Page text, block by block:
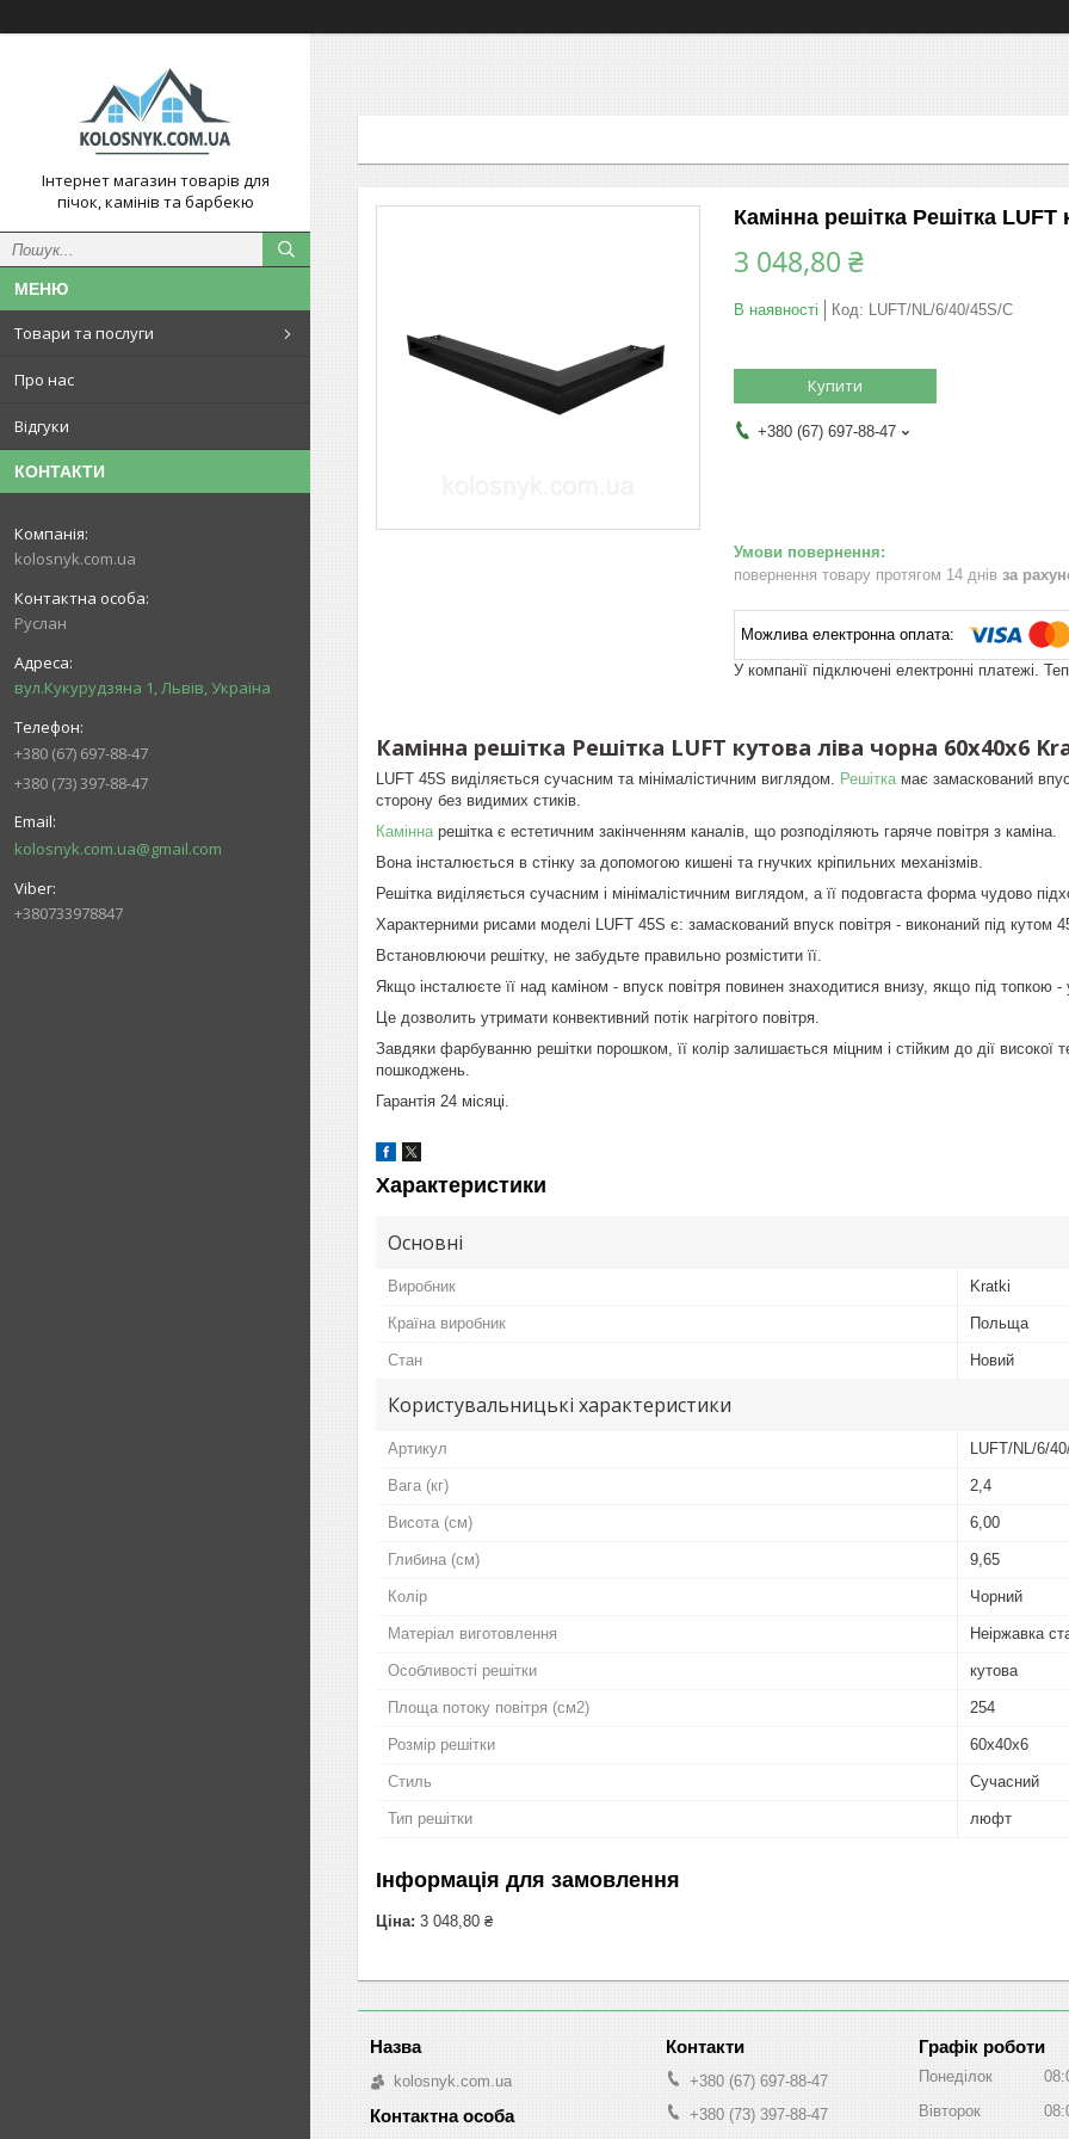
Інтернет магазин товарів для
пічок, камінів та барбекю
Товари та послуги
Про нас
Відгуки
КОНТАКТИ
kolosnyk.com.ua
Руслан
вул.Кукурудзяна 1, Львів, Україна
+380 (67) 697-88-47
+380 (73) 397-88-47
kolosnyk.com.ua@gmail.com
+380733978847
Камінна решітка Решітка
3 048,80 ₴
В наявності Код: LUFT/NL/6/40/45S/C
Купити
+380 (67) 697-88-47
повернення товару протягом 14 днів за
У компанії підключені електронні платежі.
Камінна решітка Решітка LUFT кутова ліва чорна 60x40x6
LUFT 45S виділяється сучасним та мінімалістичним виглядом. Решітка має замаскований
сторону без видимих стиків.
Камінна решітка є естетичним закінченням каналів, що розподіляють гаряче повітря з каміна.
Вона інсталюється в стінку за допомогою кишені та гнучких кріпильних механізмів.
Решітка виділяється сучасним і мінімалістичним виглядом, а її подовгаста форма чудово
Характерними рисами моделі LUFT 45S є: замаскований впуск повітря - виконаний під кутом
Встановлюючи решітку, не забудьте правильно розмістити її.
Якщо інсталюєте її над каміном - впуск повітря повинен знаходитися внизу, якщо під топкою -
Це дозволить утримати конвективний потік нагрітого повітря.
Завдяки фарбуванню решітки порошком, її колір залишається міцним і стійким до дії
пошкоджень.
Гарантія 24 місяці.
Характеристики
Основні
Виробник Kratki
Країна виробник Польща
Стан Новий
Користувальницькі характеристики
Артикул LUFT/NL/6/
Вага (кг) 2,4
Висота (см) 6,00
Глибина (см) 9,65
Колір Чорний
Матеріал виготовлення Неіржавка
Особливості решітки кутова
Площа потоку повітря (см2) 254
Розмір решітки 60x40x6
Стиль Сучасний
Тип решітки люфт
Інформація для замовлення
Ціна: 3 048,80 ₴
kolosnyk.com.ua
+380 (67) 697-88-47
+380 (73) 397-88-47
Графік роботи
Понеділок
Вівторок